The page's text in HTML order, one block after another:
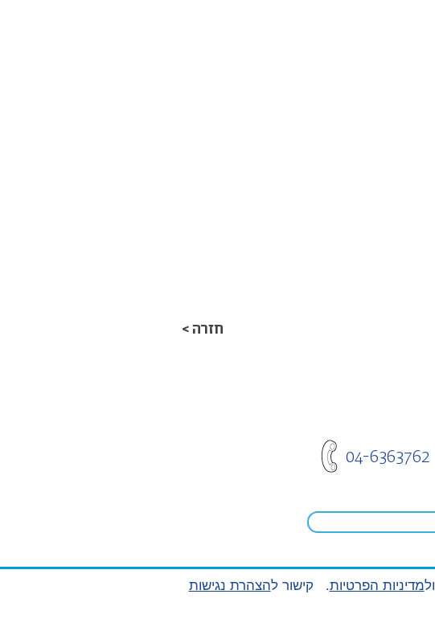
< חזרה
04-6363762
ולמדיניות הפרטיות. קישור להצהרת נגישות